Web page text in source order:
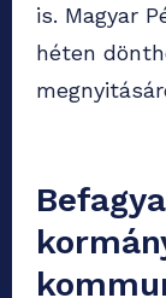
is. Magyar
héten